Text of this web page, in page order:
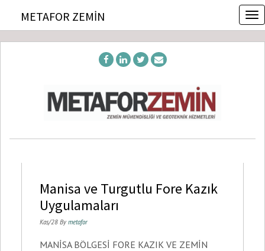
T
o
g
METAFOR ZEMIN
Manisa ve Turgutlu Fore Kazık
Uygulamaları
Kas/28 By metafor
MANİSA BÖLGESİ FORE KAZIK VE ZEMİN